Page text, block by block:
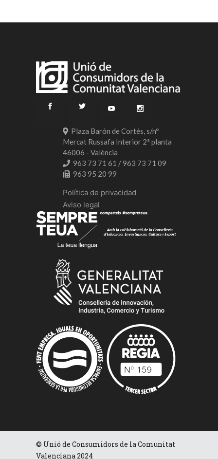
Plaza Barón de Cortés, s/nº
Mercat Russafa Interior 2ª planta
46006 - València
963 73 71 61 / 963 73 71 09
963 95 20 99
Política de privacidad
Aviso legal
© Unió de Consumidors de la Comunitat
Valenciana 2024